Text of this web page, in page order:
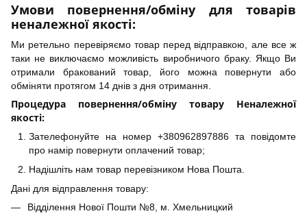
Умови повернення/обміну для товарів
неналежної якості:
Ми ретельно перевіряємо товар перед відправкою, але все ж
таки не виключаємо можливість виробничого браку. Якщо Ви
отримали бракований товар, його можна повернути або
обміняти протягом 14 днів з дня отримання.
Процедура повернення/обміну товару Неналежної
якості:
Зателефонуйте на номер +380962897886 та повідомте
про намір повернути оплачений товар;
Надішліть нам товар перевізником Нова Пошта.
Дані для відправлення товару:
Відділення Нової Пошти №8, м. Хмельницкий